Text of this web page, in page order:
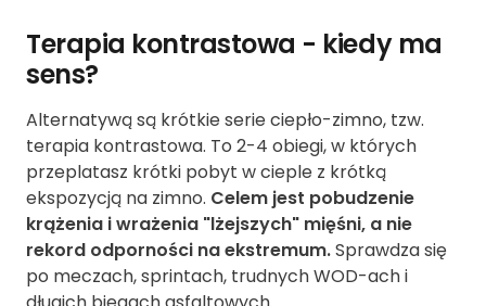
Terapia kontrastowa - kiedy ma
sens?
Alternatywą są krótkie serie ciepło-zimno, tzw.
terapia kontrastowa. To 2-4 obiegi, w których
przeplatasz krótki pobyt w cieple z krótką
ekspozycją na zimno. Celem jest pobudzenie
krążenia i wrażenia "lżejszych" mięśni, a nie
rekord odporności na ekstremum.Sprawdza się
po meczach, sprintach, trudnych WOD-ach i